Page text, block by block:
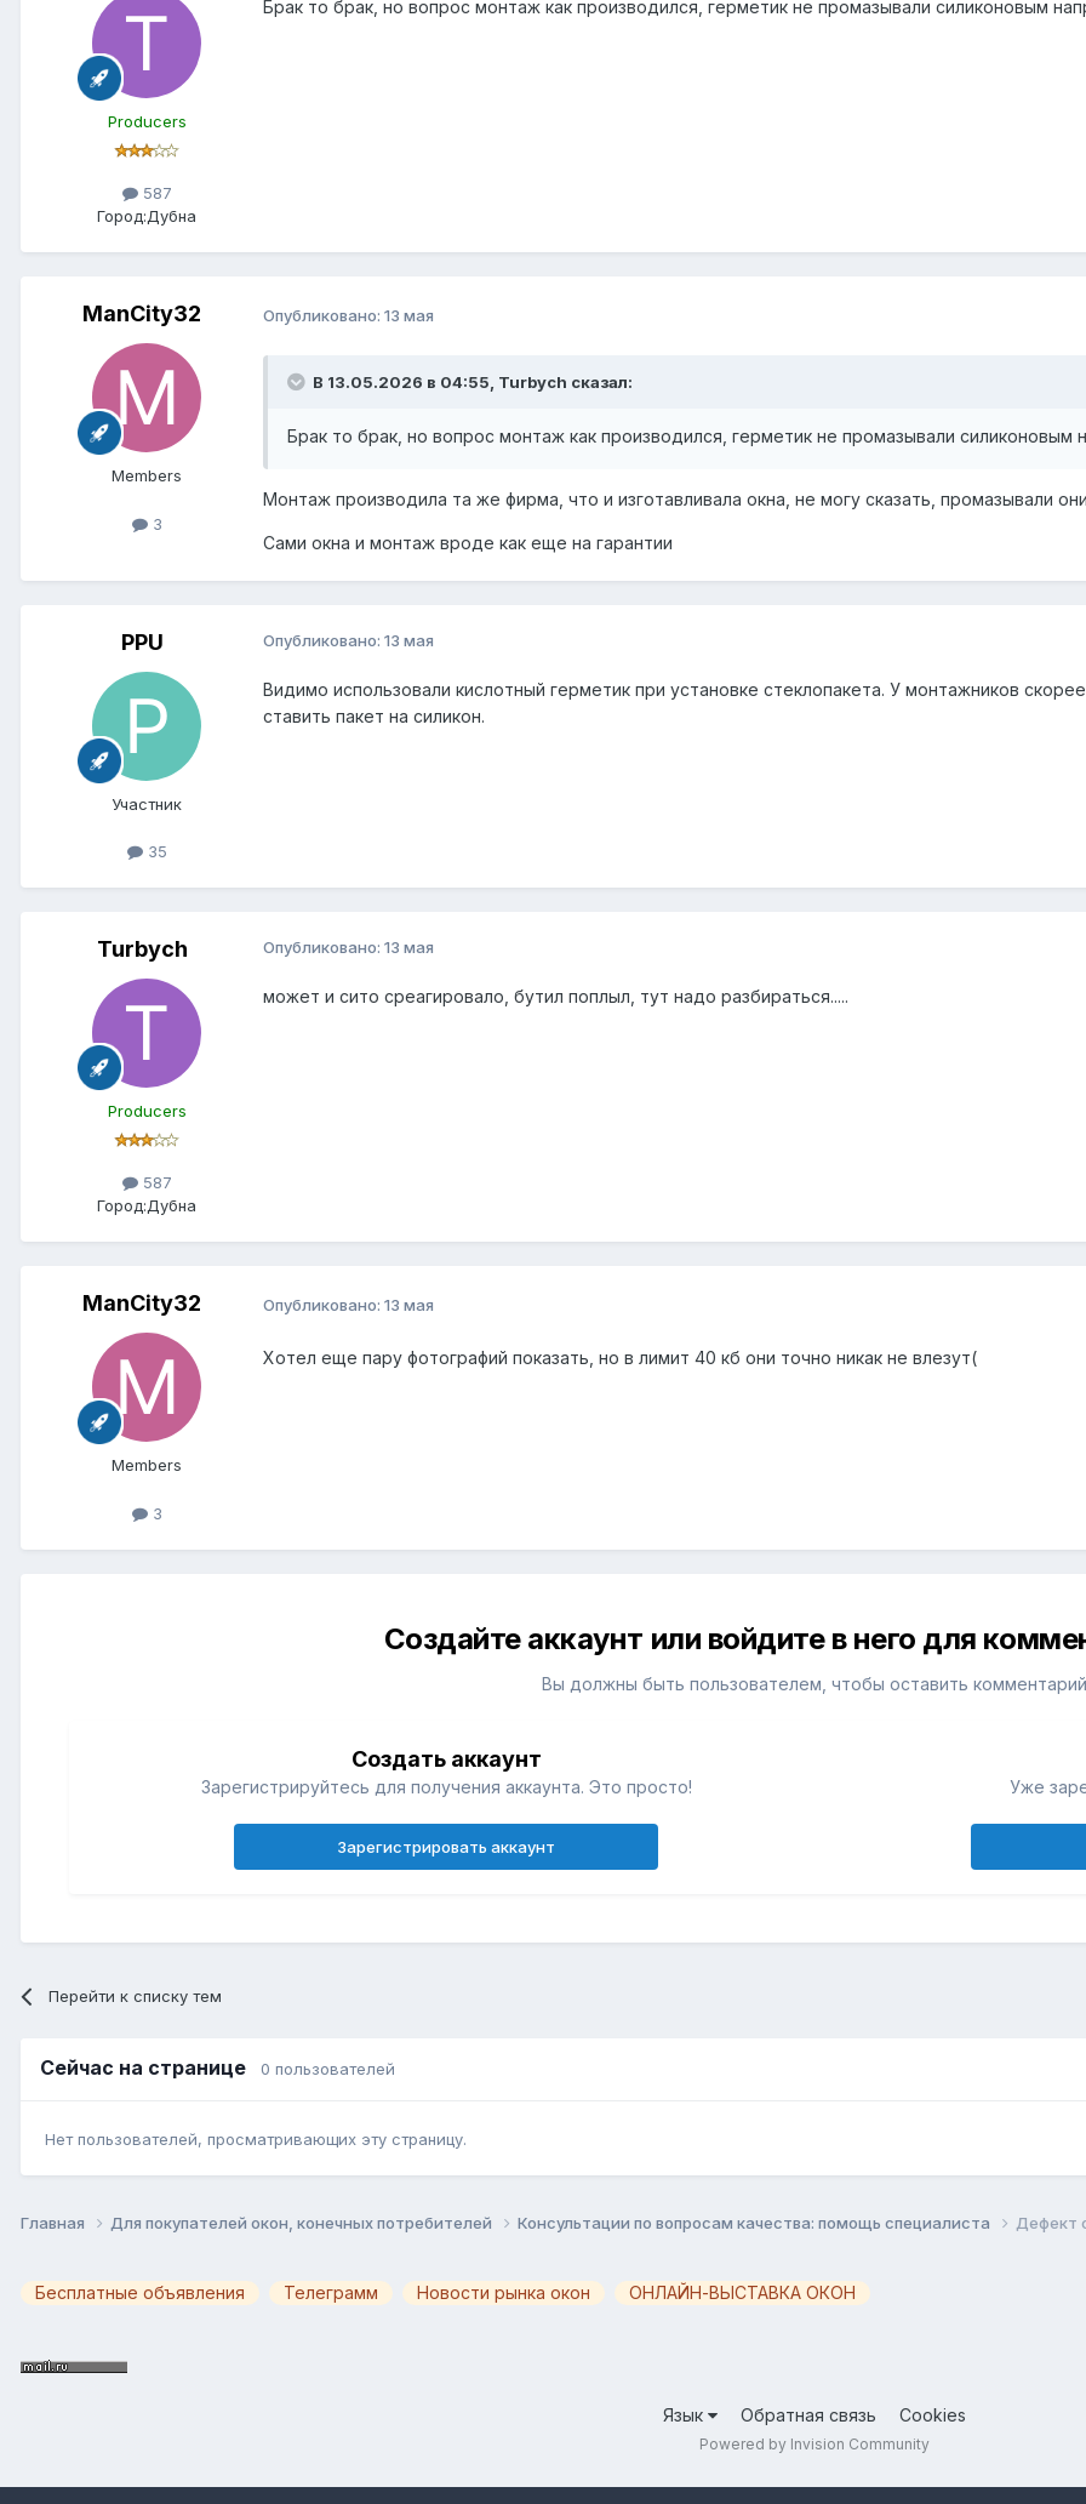
Producers
587
Город:Дубна
Брак то брак, но вопрос монтаж как производился, герметик не промазывали силиконовым
ManCity32
Members
3
Опубликовано: 13 мая
В 13.05.2026 в 04:55, Turbych сказал:
Брак то брак, но вопрос монтаж как производился, герметик не промазывали силиконовым
Монтаж производила та же фирма, что и изготавливала окна, не могу сказать, промазывали
Сами окна и монтаж вроде как еще на гарантии
PPU
Участник
35
Опубликовано: 13 мая
Видимо использовали кислотный герметик при установке стеклопакета. У монтажников
ставить пакет на силикон.
Turbych
Producers
587
Город:Дубна
Опубликовано: 13 мая
может и сито среагировало, бутил поплыл, тут надо разбираться.....
ManCity32
Members
3
Опубликовано: 13 мая
Хотел еще пару фотографий показать, но в лимит 40 кб они точно никак не влезут(
Создайте аккаунт или войдите в него для
Вы должны быть пользователем, чтобы оставить комментарий
Создать аккаунт
Зарегистрируйтесь для получения аккаунта. Это просто!
Зарегистрировать аккаунт
Уже
Перейти к списку тем
Сейчас на странице 0 пользователей
Нет пользователей, просматривающих эту страницу.
Главная Для покупателей окон, конечных потребителей Консультации по вопросам качества: помощь специалиста Дефект
Бесплатные объявления Телеграмм Новости рынка окон ОНЛАЙН-ВЫСТАВКА ОКОН
Язык Обратная связь Cookies
Powered by Invision Community